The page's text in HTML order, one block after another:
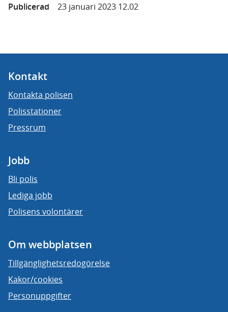
Publicerad 23 januari 2023 12.02
Kontakt
Kontakta polisen
Polisstationer
Pressrum
Jobb
Bli polis
Lediga jobb
Polisens volontärer
Om webbplatsen
Tillgänglighetsredogörelse
Kakor/cookies
Personuppgifter